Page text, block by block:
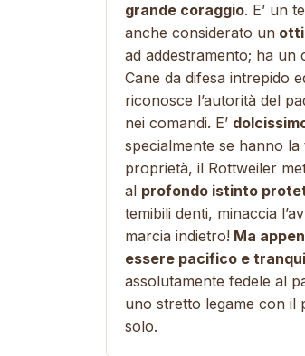
grande coraggio. E’ un
anche considerato un
ad addestramento; ha un
Cane da difesa intrepido
riconosce l’autorità del
nei comandi. E’
specialmente se hanno
proprietà, il Rottweiler
al profondo istinto
temibili denti, minaccia
marcia indietro! Ma
essere pacifico e
assolutamente fedele al
uno stretto legame con il
solo.